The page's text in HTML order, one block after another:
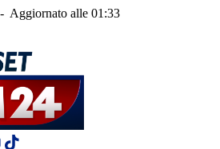
- Aggiornato alle 01:33